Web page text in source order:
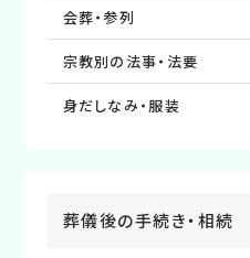
会葬・参列
宗教別の法事・法要
⾝だしなみ・服装
葬儀後の⼿続き・相続